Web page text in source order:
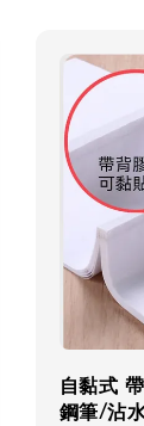
自黏式
鋼筆/沾